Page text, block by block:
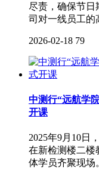
尽责，确保节日
司对一线员工的
2026-02-18 79
中测行“远航学
开课
2025年9月10日
在新检测楼二楼
体学员齐聚现场